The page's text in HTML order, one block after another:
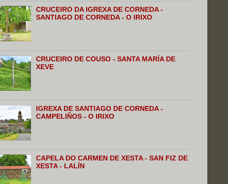
CRUCEIRO DA IGREXA DE CORNEDA -
SANTIAGO DE CORNEDA - O IRIXO
CRUCEIRO DE COUSO - SANTA MARÍA DE
XEVE
IGREXA DE SANTIAGO DE CORNEDA -
CAMPELIÑOS - O IRIXO
CAPELA DO CARMEN DE XESTA - SAN FIZ DE
XESTA - LALÍN